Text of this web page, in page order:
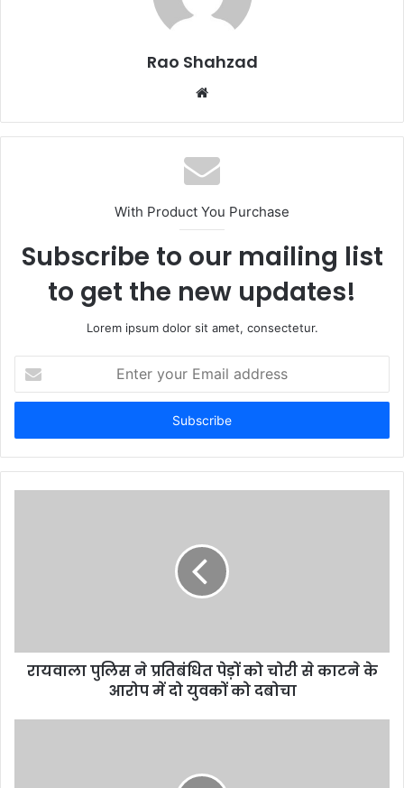
Rao Shahzad
Website
With Product You Purchase
Subscribe to our mailing list
to get the new updates!
Lorem ipsum dolor sit amet, consectetur.
your
Email
रायवाला पुलिस ने प्रतिबंधित पेड़ों को चोरी से काटने के
आरोप में दो युवकों को दबोचा